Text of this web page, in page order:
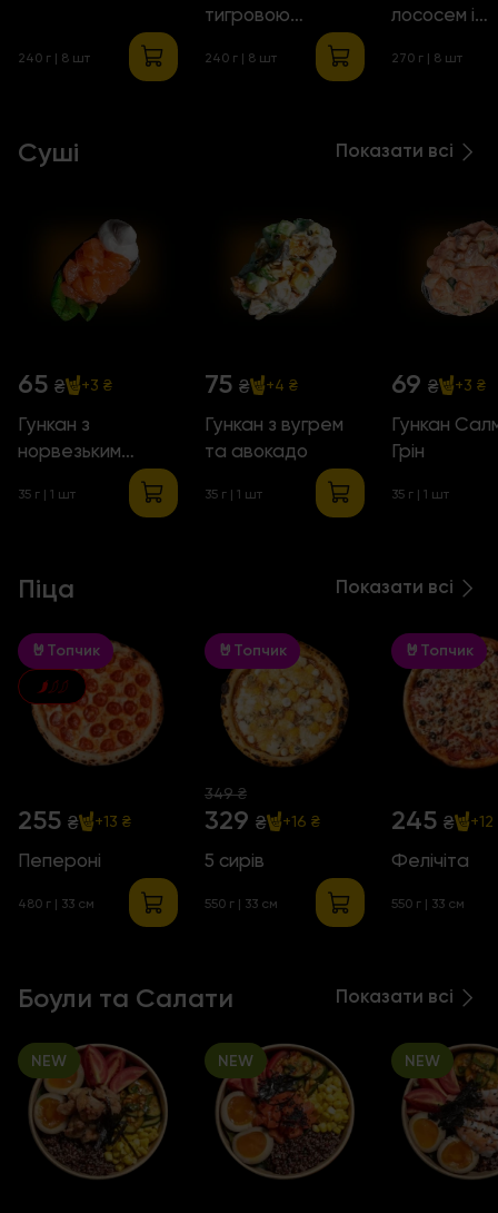
240 г | 8 шт
тигровою
манго
240 г | 8 шт
лососем і
270 г | 8 шт
Суші Показати всі
65 ₴ +3 ₴
Гункан з
норвезьким
35 г | 1 шт
75 ₴ +4 ₴
Гункан з вугрем
та авокадо
35 г | 1 шт
69 ₴ +3 ₴
Гункан
Грін
35 г | 1 шт
Піца Показати всі
🤘Топчик
255 ₴ +13 ₴
Пепероні
480 г | 33 см
🤘Топчик
349 ₴
329 ₴ +16 ₴
5 сирів
550 г | 33 см
🤘Топчик
245 ₴ +12
Фелічіта
550 г | 33 см
Боули та Салати Показати всі
NEW NEW NEW